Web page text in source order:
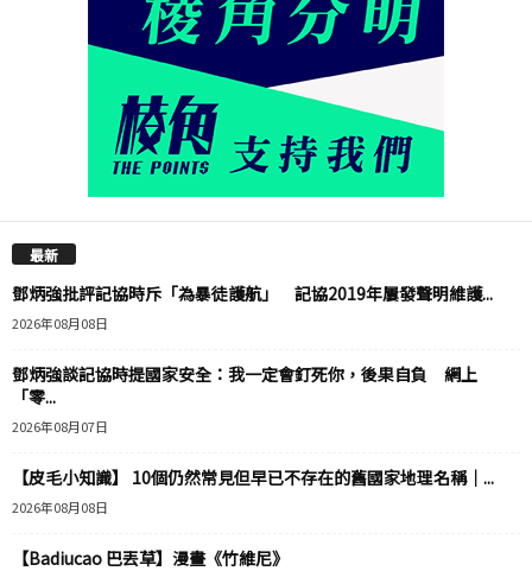
最新
鄧炳強批評記協時斥「為暴徒護航」 記協2019年屢發聲明維護...
2026年08月08日
鄧炳強談記協時提國家安全：我一定會釘死你，後果自負 網上
「零...
2026年08月07日
【皮毛小知識】 10個仍然常見但早已不存在的舊國家地理名稱｜...
2026年08月08日
【Badiucao 巴丟草】漫畫《竹維尼》